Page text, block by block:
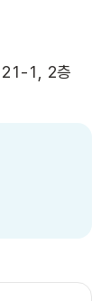
21-1, 2층